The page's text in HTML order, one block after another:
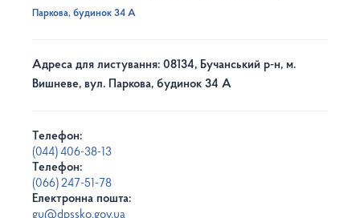
Паркова, будинок 34 А
Адреса для листування: 08134, Бучанський р-н, м.
Вишневе, вул. Паркова, будинок 34 А
Телефон:
(044) 406-38-13
Телефон:
(066) 247-51-78
Електронна пошта:
gu@dpssko.gov.ua